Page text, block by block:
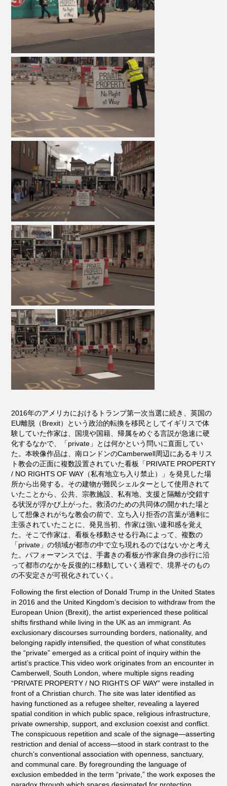
2016年のアメリカにおけるトランプ第一次当選に続き、英国の
EU離脱（Brexit）という政治的転換を移民としてイギリスで体
験していた作家は、国境や国籍、帰属をめぐる言説が急速に硬
化するなかで、「private」とは何かという問いに直面してい
た。本映像作品は、南ロンドンのCamberwell周辺にあるキリス
ト教会の正面に複数設置されていた看板「PRIVATE PROPERTY
/ NO RIGHTS OF WAY（私有地立ち入り禁止）」を発見した場
所から出発する。その建物が難民シェルターとして使用されて
いたことから、公共、宗教施設、私有地、支援と隔離が交錯す
る状況が浮かび上がった。救済のための共同体の開かれた場と
して想像されがちな教会の前で、立ち入り拒否の言葉が過剰に
主張されていたことに、発見当初、作家は強い違和感を覚え
た。そこで作家は、看板を移動させる行為によって、複数の
「private」の領域が都市の中で立ち現れるのではないかと考え
た。パフォーマンスでは、手書きの看板が作家自身の歩行に沿
って都市のなかを反復的に移動していく過程で、境界そのもの
の不安定さが可視化されていく。
Following the first election of Donald Trump in the United States
in 2016 and the United Kingdom’s decision to withdraw from the
European Union (Brexit), the artist experienced these political
shifts firsthand while living in the UK as an immigrant. As
exclusionary discourses surrounding borders, nationality, and
belonging rapidly intensified, the question of what constitutes
the “private” emerged as a critical point of inquiry within the
artist’s practice.This video work originates from an encounter in
Camberwell, South London, where multiple signs reading
“PRIVATE PROPERTY / NO RIGHTS OF WAY” were installed in
front of a Christian church. The site was later identified as
having functioned as a refugee shelter, revealing a layered
spatial condition in which public space, religious infrastructure,
private ownership, support, and exclusion coexist and conflict.
The conspicuous repetition and scale of the signage—asserting
restriction and denial of access—stood in stark contrast to the
church’s conventional association with openness, sanctuary,
and communal care. By foregrounding the language of
exclusion embedded in the term “private,” the work exposes the